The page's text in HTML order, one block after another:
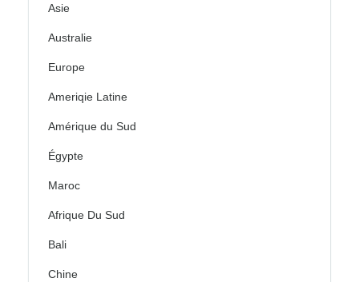
Asie
Australie
Europe
Ameriqie Latine
Amérique du Sud
Égypte
Maroc
Afrique Du Sud
Bali
Chine